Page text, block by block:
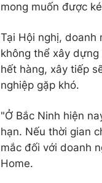
mong muốn được
Tại Hội nghị, doanh
không thể xây
hết hàng, xây tiếp
nghiệp gặp khó.
"Ở Bắc Ninh hiện
hạn. Nếu thời gian
mắc đối với doanh
Home.